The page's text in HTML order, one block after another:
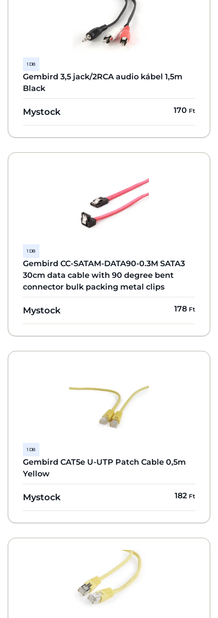
1 DB
Gembird 3,5 jack/2RCA audio kábel 1,5m
Black
Mystock 170 Ft
1 DB
Gembird CC-SATAM-DATA90-0.3M SATA3
30cm data cable with 90 degree bent
connector bulk packing metal clips
Mystock 178 Ft
1 DB
Gembird CAT5e U-UTP Patch Cable 0,5m
Yellow
Mystock 182 Ft